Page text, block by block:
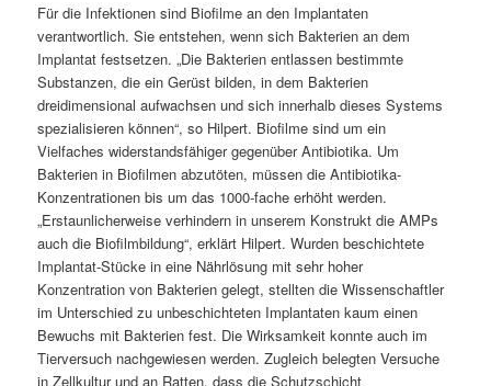
Für die Infektionen sind Biofilme an den Implantaten
verantwortlich. Sie entstehen, wenn sich Bakterien an dem
Implantat festsetzen. „Die Bakterien entlassen bestimmte
Substanzen, die ein Gerüst bilden, in dem Bakterien
dreidimensional aufwachsen und sich innerhalb dieses Systems
spezialisieren können“, so Hilpert. Biofilme sind um ein
Vielfaches widerstandsfähiger gegenüber Antibiotika. Um
Bakterien in Biofilmen abzutöten, müssen die Antibiotika-
Konzentrationen bis um das 1000-fache erhöht werden.
„Erstaunlicherweise verhindern in unserem Konstrukt die AMPs
auch die Biofilmbildung“, erklärt Hilpert. Wurden beschichtete
Implantat-Stücke in eine Nährlösung mit sehr hoher
Konzentration von Bakterien gelegt, stellten die Wissenschaftler
im Unterschied zu unbeschichteten Implantaten kaum einen
Bewuchs mit Bakterien fest. Die Wirksamkeit konnte auch im
Tierversuch nachgewiesen werden. Zugleich belegten Versuche
in Zellkultur und an Ratten, dass die Schutzschicht